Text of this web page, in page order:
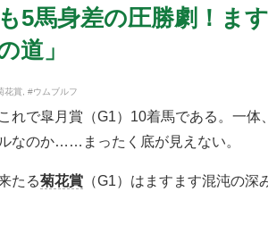
5馬身差の圧勝劇！ま
道」
花賞 #ウムブルフ
れで皐月賞（G1）10着馬である。一体
なのか……まったく底が見えない。
たる菊花賞 （G1）はますます混沌の深